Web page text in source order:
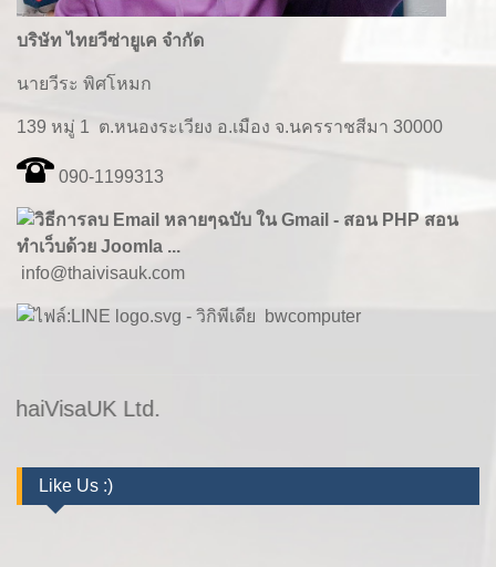
บริษัท ไทยวีซ่ายูเค จำกัด
นายวีระ พิศโหมก
139 หมู่ 1 ต.หนองระเวียง อ.เมือง จ.นครราชสีมา 30000
090-1199313
info@thaivisauk.com
bwcomputer
Ltd.
Like Us :)